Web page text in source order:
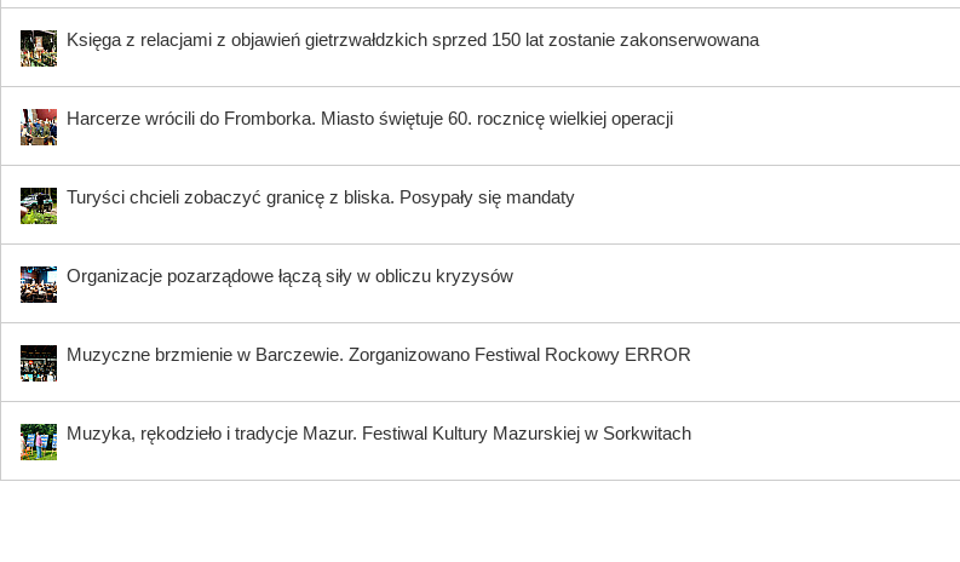
Księga z relacjami z objawień gietrzwałdzkich sprzed 150 lat zostanie zakonserwowana
Harcerze wrócili do Fromborka. Miasto świętuje 60. rocznicę wielkiej operacji
Turyści chcieli zobaczyć granicę z bliska. Posypały się mandaty
Organizacje pozarządowe łączą siły w obliczu kryzysów
Muzyczne brzmienie w Barczewie. Zorganizowano Festiwal Rockowy ERROR
Muzyka, rękodzieło i tradycje Mazur. Festiwal Kultury Mazurskiej w Sorkwitach